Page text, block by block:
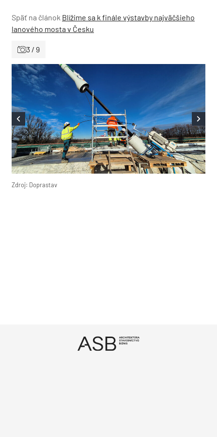
Späť na článok Blížime sa k finále výstavby najväčšieho
lanového mosta v Česku
3 / 9
Zdroj: Doprastav